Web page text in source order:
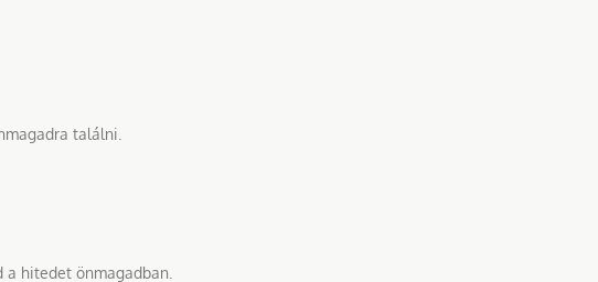
találni.
hitedet önmagadban.